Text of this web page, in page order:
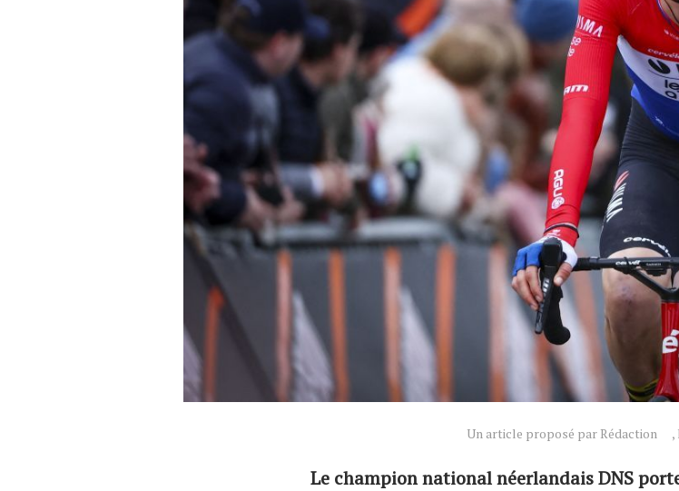
Un article proposé par Rédaction ,
Le champion national néerlandais DNS